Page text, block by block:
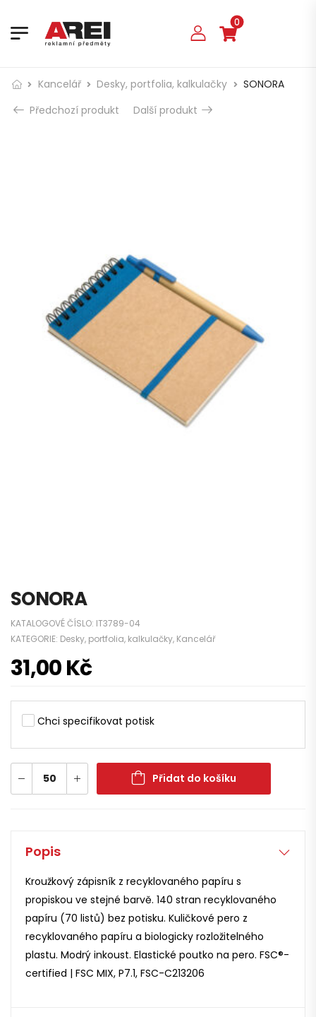
0
Kancelář Desky, portfolia, kalkulačky
SONORA
Předchozí produkt
Další produkt
SONORA
KATALOGOVÉ ČÍSLO: IT3789-04
KATEGORIE: Desky, portfolia, kalkulačky, Kancelář
31,00Kč
Chci specifikovat potisk
Přidat do košíku
Popis
Kroužkový zápisník z recyklovaného papíru s
propiskou ve stejné barvě. 140 stran recyklovaného
papíru (70 listů) bez potisku. Kuličkové pero z
recyklovaného papíru a biologicky rozložitelného
plastu. Modrý inkoust. Elastické poutko na pero. FSC®-
certified | FSC MIX, P7.1, FSC-C213206